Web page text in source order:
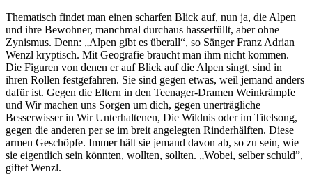
Thematisch findet man einen scharfen Blick auf, nun ja, die Alpen
und ihre Bewohner, manchmal durchaus hasserfüllt, aber ohne
Zynismus. Denn: „Alpen gibt es überall“, so Sänger Franz Adrian
Wenzl kryptisch. Mit Geografie braucht man ihm nicht kommen.
Die Figuren von denen er auf Blick auf die Alpen singt, sind in
ihren Rollen festgefahren. Sie sind gegen etwas, weil jemand anders
dafür ist. Gegen die Eltern in den Teenager-Dramen Weinkrämpfe
und Wir machen uns Sorgen um dich, gegen unerträgliche
Besserwisser in Wir Unterhaltenen, Die Wildnis oder im Titelsong,
gegen die anderen per se im breit angelegten Rinderhälften. Diese
armen Geschöpfe. Immer hält sie jemand davon ab, so zu sein, wie
sie eigentlich sein könnten, wollten, sollten. „Wobei, selber schuld”,
giftet Wenzl.